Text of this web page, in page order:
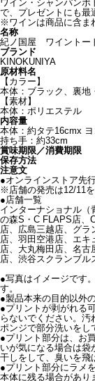
ワイン・シャンパンボ
で、プレゼントにも最
※ワインは商品に含ま
名称
紀ノ国屋 ワイントー
ブランド
KINOKUNIYA
原材料名
【カラー】
本体：ブラック、裏地
【素材】
本体：ポリエステル
内容量
本体：約タテ16cmx
持ち手：約33cm
賞味期限／消費期限
保存方法
注意文
●オンラインストア先
※店舗の発売は12/11を
●店舗一覧
インターナショナル（
の森S・C FLAPS店、
店、広島三越店、グラ
店、羽田空港店、エキ
店、大丸梅田店、名古
店、渋谷スクランブル
●写真はイメージです
す。
●製品本来の目的以外
●プリントが剥がれる
らないでください。
ポンジで部分洗いをし
●プリント部分は、お
いが気になる場合は袋
干しをして、臭いを飛
●プリント部分にラメ
本体に残る場合があり